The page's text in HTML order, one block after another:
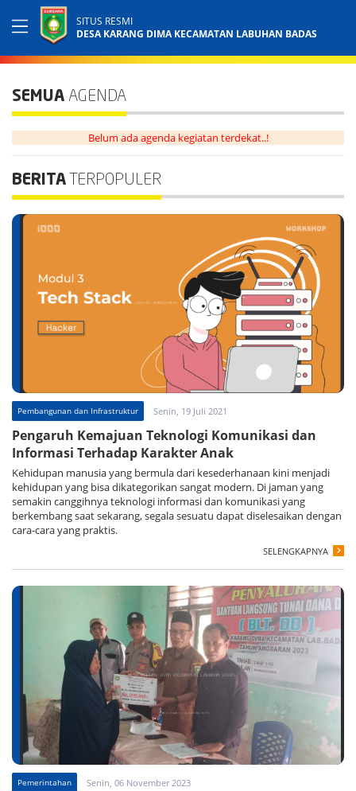
SITUS RESMI
DESA KARANG DIMA KECAMATAN LABUHAN BADAS
SEMUA AGENDA
Belum ada agenda kegiatan terdekat..!
BERITA TERPOPULER
Pembangunan dan Infrastruktur Senin, 19 Juli 2021
Pengaruh Kemajuan Teknologi Komunikasi dan
Informasi Terhadap Karakter Anak
Kehidupan manusia yang bermula dari kesederhanaan kini menjadi
kehidupan yang bisa dikategorikan sangat modern. Di jaman yang
semakin canggihnya teknologi informasi dan komunikasi yang
berkembang saat sekarang, segala sesuatu dapat diselesaikan dengan
cara-cara yang praktis.
SELENGKAPNYA
Pemerintahan Senin, 06 November 2023